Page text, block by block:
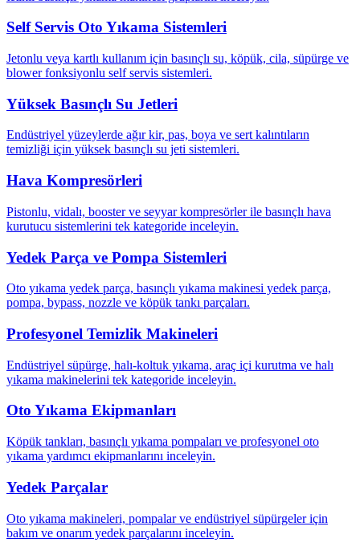
Self Servis Oto Yıkama Sistemleri
Jetonlu veya kartlı kullanım için basınçlı su, köpük, cila, süpürge ve
blower fonksiyonlu self servis sistemleri.
Yüksek Basınçlı Su Jetleri
Endüstriyel yüzeylerde ağır kir, pas, boya ve sert kalıntıların
temizliği için yüksek basınçlı su jeti sistemleri.
Hava Kompresörleri
Pistonlu, vidalı, booster ve seyyar kompresörler ile basınçlı hava
kurutucu sistemlerini tek kategoride inceleyin.
Yedek Parça ve Pompa Sistemleri
Oto yıkama yedek parça, basınçlı yıkama makinesi yedek parça,
pompa, bypass, nozzle ve köpük tankı parçaları.
Profesyonel Temizlik Makineleri
Endüstriyel süpürge, halı-koltuk yıkama, araç içi kurutma ve halı
yıkama makinelerini tek kategoride inceleyin.
Oto Yıkama Ekipmanları
Köpük tankları, basınçlı yıkama pompaları ve profesyonel oto
yıkama yardımcı ekipmanlarını inceleyin.
Yedek Parçalar
Oto yıkama makineleri, pompalar ve endüstriyel süpürgeler için
bakım ve onarım yedek parçalarını inceleyin.